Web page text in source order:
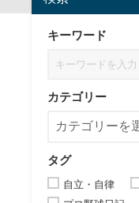
キーワード
カテゴリー
タグ
自立・自律